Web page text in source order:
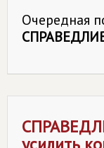
Очередная